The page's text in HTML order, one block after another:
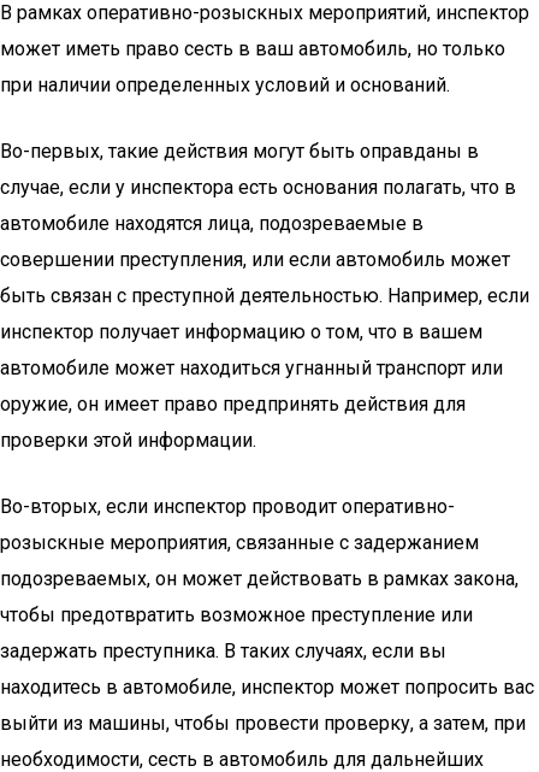
В рамках оперативно-розыскных мероприятий, инспектор
может иметь право сесть в ваш автомобиль, но только
при наличии определенных условий и оснований.
Во-первых, такие действия могут быть оправданы в
случае, если у инспектора есть основания полагать, что в
автомобиле находятся лица, подозреваемые в
совершении преступления, или если автомобиль может
быть связан с преступной деятельностью. Например, если
инспектор получает информацию о том, что в вашем
автомобиле может находиться угнанный транспорт или
оружие, он имеет право предпринять действия для
проверки этой информации.
Во-вторых, если инспектор проводит оперативно-
розыскные мероприятия, связанные с задержанием
подозреваемых, он может действовать в рамках закона,
чтобы предотвратить возможное преступление или
задержать преступника. В таких случаях, если вы
находитесь в автомобиле, инспектор может попросить вас
выйти из машины, чтобы провести проверку, а затем, при
необходимости, сесть в автомобиль для дальнейших